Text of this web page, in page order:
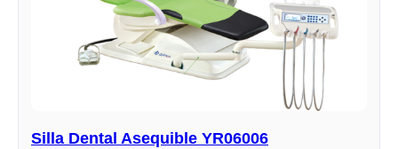
Silla Dental Asequible YR06006